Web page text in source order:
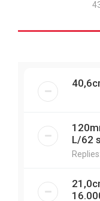
L/62
Replies: